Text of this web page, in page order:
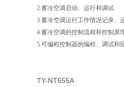
2.蓄冷空调启动、运行和调试
3.蓄冷空调运行工作情况记录、
4.蓄冷空调的控制流程和控制原
5.可编程控制器的编程、调试和
TY-NT655A